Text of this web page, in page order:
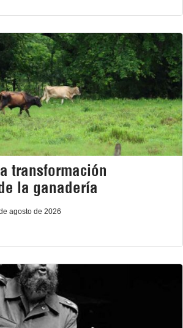
transformación
la ganadería
agosto de 2026